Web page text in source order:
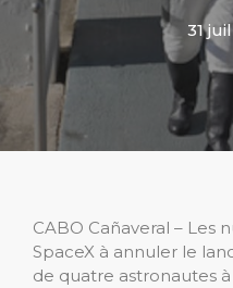
31
CABO Cañaveral – Les
SpaceX à annuler le
de quatre astronautes